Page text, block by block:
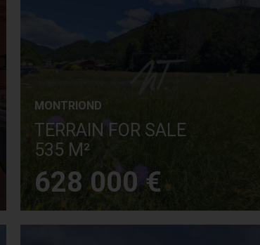
MONTRIOND
TERRAIN FOR SALE
535 M²
628 000 €